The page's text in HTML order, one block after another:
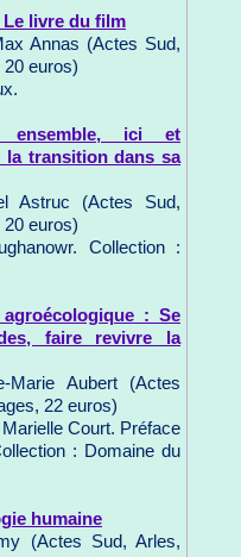
Le livre du film
Annas (Actes Sud,
euros)
ensemble, ici et
la transition dans sa
Astruc (Actes Sud,
euros)
Collection :
: Se
faire revivre la
Marie Aubert (Actes
22 euros)
Court. Préface
: Domaine du
humaine
(Actes Sud, Arles,